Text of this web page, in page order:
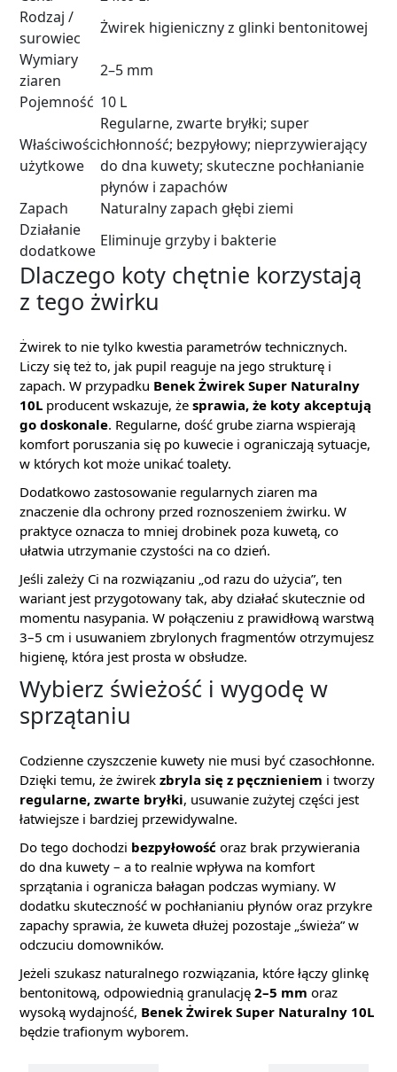
Rodzaj /
surowiec
Żwirek higieniczny z glinki bentonitowej
Wymiary
ziaren
2–5 mm
Pojemność 10 L
Właściwości
użytkowe
Regularne, zwarte bryłki; super
chłonność; bezpyłowy; nieprzywierający
do dna kuwety; skuteczne pochłanianie
płynów i zapachów
Zapach
Naturalny zapach głębi ziemi
Działanie
dodatkowe
Eliminuje grzyby i bakterie
Dlaczego koty chętnie korzystają
z tego żwirku
Żwirek to nie tylko kwestia parametrów technicznych.
Liczy się też to, jak pupil reaguje na jego strukturę i
zapach. W przypadku Benek Żwirek Super Naturalny
10L producent wskazuje, że sprawia, że koty akceptują
go doskonale. Regularne, dość grube ziarna wspierają
komfort poruszania się po kuwecie i ograniczają sytuacje,
w których kot może unikać toalety.
Dodatkowo zastosowanie regularnych ziaren ma
znaczenie dla ochrony przed roznoszeniem żwirku. W
praktyce oznacza to mniej drobinek poza kuwetą, co
ułatwia utrzymanie czystości na co dzień.
Jeśli zależy Ci na rozwiązaniu „od razu do użycia”, ten
wariant jest przygotowany tak, aby działać skutecznie od
momentu nasypania. W połączeniu z prawidłową warstwą
3–5 cm i usuwaniem zbrylonych fragmentów otrzymujesz
higienę, która jest prosta w obsłudze.
Wybierz świeżość i wygodę w
sprzątaniu
Codzienne czyszczenie kuwety nie musi być czasochłonne.
Dzięki temu, że żwirek zbryla się z pęcznieniem i tworzy
regularne, zwarte bryłki, usuwanie zużytej części jest
łatwiejsze i bardziej przewidywalne.
Do tego dochodzi bezpyłowość oraz brak przywierania
do dna kuwety – a to realnie wpływa na komfort
sprzątania i ogranicza bałagan podczas wymiany. W
dodatku skuteczność w pochłanianiu płynów oraz przykre
zapachy sprawia, że kuweta dłużej pozostaje „świeża” w
odczuciu domowników.
Jeżeli szukasz naturalnego rozwiązania, które łączy glinkę
bentonitową, odpowiednią granulację 2–5 mm oraz
wysoką wydajność, Benek Żwirek Super Naturalny 10L
będzie trafionym wyborem.